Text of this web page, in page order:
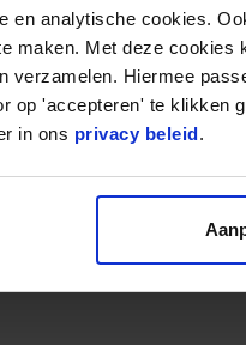
en analytische cookies.
maken. Met deze cookies
verzamelen. Hiermee
op 'accepteren' te klikken
in ons privacy beleid.
wanneer je de hele
waar de snelle planga voor